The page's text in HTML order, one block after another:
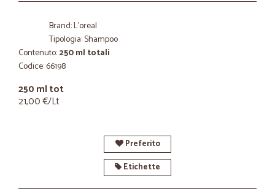
Brand: L'oreal
Tipologia: Shampoo
Contenuto:250 ml totali
Codice: 66198
250 ml tot
21,00 €/Lt
Preferito
Etichette